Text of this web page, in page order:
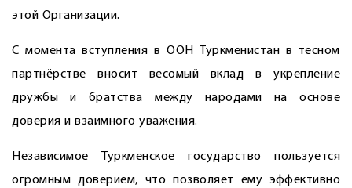
этой Организации.
С момента вступления в ООН Туркменистан в тесном
партнёрстве вносит весомый вклад в укрепление
дружбы и братства между народами на основе
доверия и взаимного уважения.
Независимое Туркменское государство пользуется
огромным доверием, что позволяет ему эффективно